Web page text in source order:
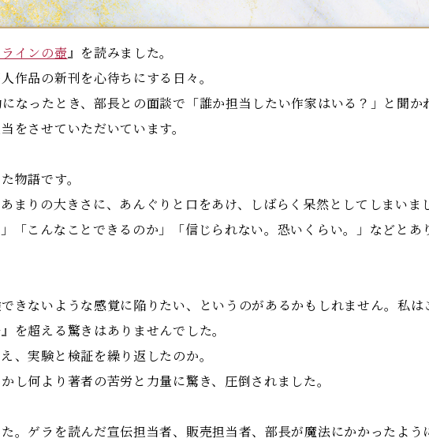
インの壺』を読みました。
作品の新刊を心待ちにする日々。
なったとき、部長との面談で「誰か担当したい作家はいる？」と聞か
をさせていただいています。
物語です。
まりの大きさに、あんぐりと口をあけ、しばらく呆然としてしまいま
「こんなことできるのか」「信じられない。恐いくらい。」などとあ
きないような感覚に陥りたい、というのがあるかもしれません。私は
を超える驚きはありませんでした。
、実験と検証を繰り返したのか。
何より著者の苦労と力量に驚き、圧倒されました。
。ゲラを読んだ宣伝担当者、販売担当者、部長が魔法にかかったよう